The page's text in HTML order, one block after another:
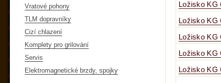
Vratové pohony
TLM dopravníky
Cizí chlazení
Komplety pro grilování
Servis
Elektromagnetické brzdy, spojky
Ložisko KG
Ložisko KG
Ložisko KG
Ložisko KG
Ložisko KG